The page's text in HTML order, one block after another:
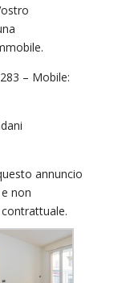
– Mobile:
annuncio
non